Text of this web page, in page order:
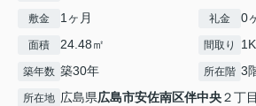
敷金 1ヶ月 礼金 0
面積 24.48㎡ 間取り 1K
築年数 築30年 所在階 3
所在地 広島県広島市安佐南区伴中央２丁